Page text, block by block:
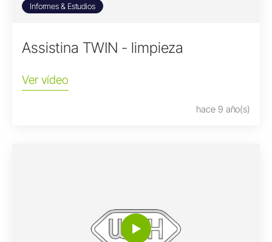
Informes & Estudios
Assistina TWIN - limpieza
Ver vídeo
hace 9 año(s)